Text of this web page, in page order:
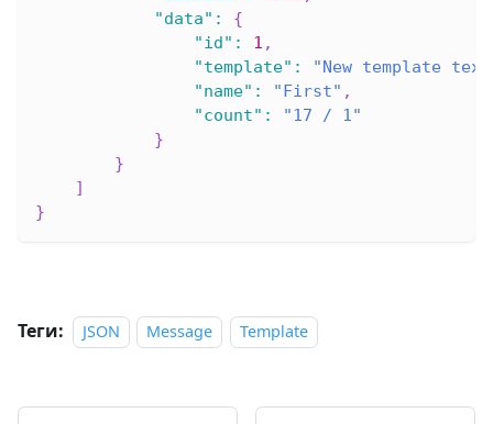
"data" :
{
"id" : 1 ,
"template" :
"New template
"name" : "First" ,
"count" :
"17 / 1"
}
}
]
}
Теги: JSON Message Template